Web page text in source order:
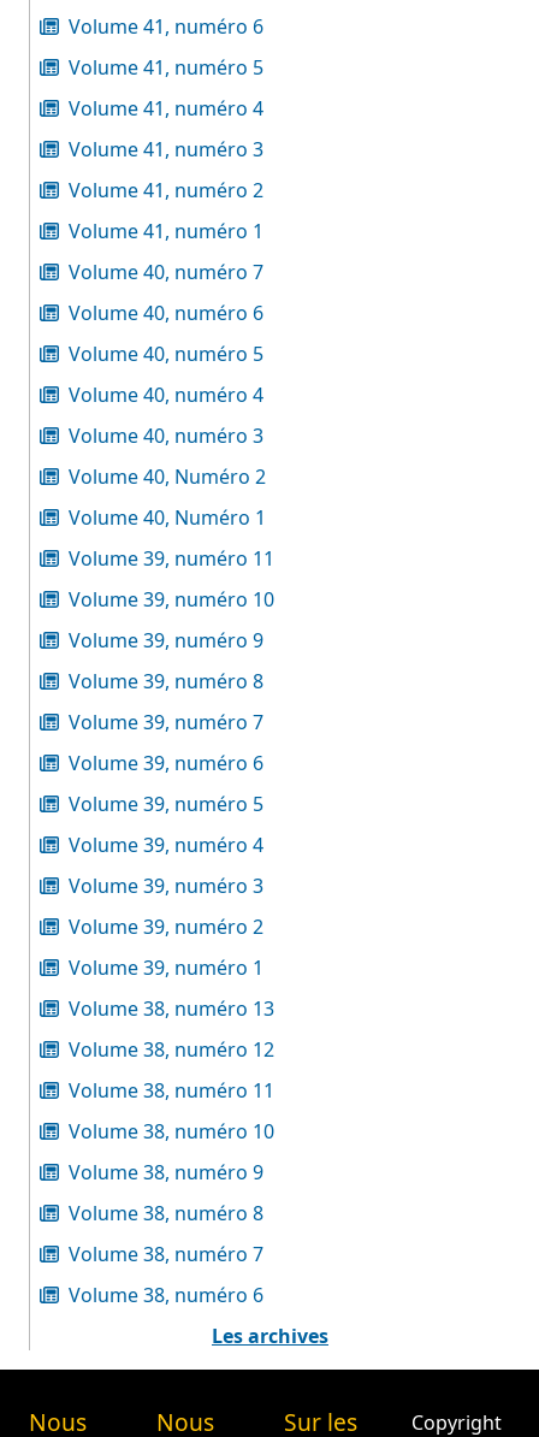
Volume 41, numéro 6
Volume 41, numéro 5
Volume 41, numéro 4
Volume 41, numéro 3
Volume 41, numéro 2
Volume 41, numéro 1
Volume 40, numéro 7
Volume 40, numéro 6
Volume 40, numéro 5
Volume 40, numéro 4
Volume 40, numéro 3
Volume 40, Numéro 2
Volume 40, Numéro 1
Volume 39, numéro 11
Volume 39, numéro 10
Volume 39, numéro 9
Volume 39, numéro 8
Volume 39, numéro 7
Volume 39, numéro 6
Volume 39, numéro 5
Volume 39, numéro 4
Volume 39, numéro 3
Volume 39, numéro 2
Volume 39, numéro 1
Volume 38, numéro 13
Volume 38, numéro 12
Volume 38, numéro 11
Volume 38, numéro 10
Volume 38, numéro 9
Volume 38, numéro 8
Volume 38, numéro 7
Volume 38, numéro 6
Les archives
Nous
Nous
Sur les
Copyright